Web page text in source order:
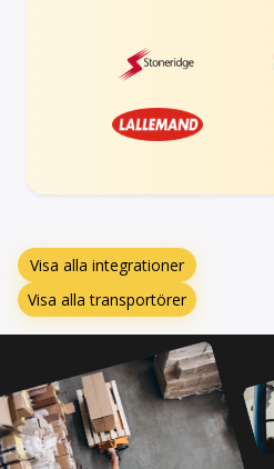
Visa alla integrationer
Visa alla transportörer